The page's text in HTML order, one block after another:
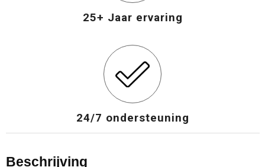
25+ Jaar ervaring
24/7 ondersteuning
Beschrijving